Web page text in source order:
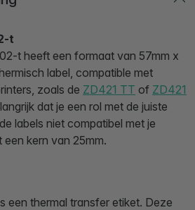
t
t heeft een formaat van 57mm x
label, compatible met
zoals de ZD421 TT of ZD421
dat je een rol met de juiste
labels niet compatibel met je
een kern van 25mm.
een thermal transfer etiket. Deze